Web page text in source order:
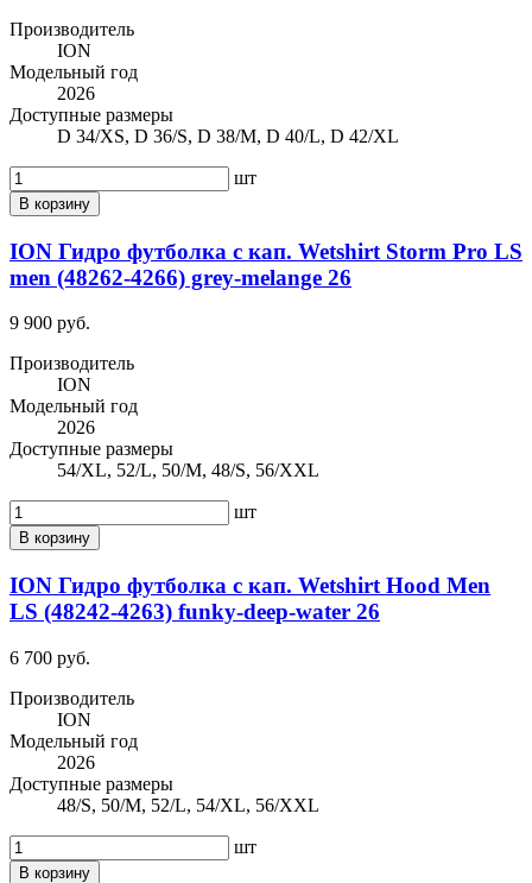
Производитель
ION
Модельный год
2026
Доступные размеры
D 34/XS, D 36/S, D 38/M, D 40/L, D 42/XL
шт
В корзину
ION Гидро футболка с кап. Wetshirt Storm Pro LS
men (48262-4266) grey-melange 26
9 900 руб.
Производитель
ION
Модельный год
2026
Доступные размеры
54/XL, 52/L, 50/M, 48/S, 56/XXL
шт
В корзину
ION Гидро футболка с кап. Wetshirt Hood Men
LS (48242-4263) funky-deep-water 26
6 700 руб.
Производитель
ION
Модельный год
2026
Доступные размеры
48/S, 50/M, 52/L, 54/XL, 56/XXL
шт
В корзину